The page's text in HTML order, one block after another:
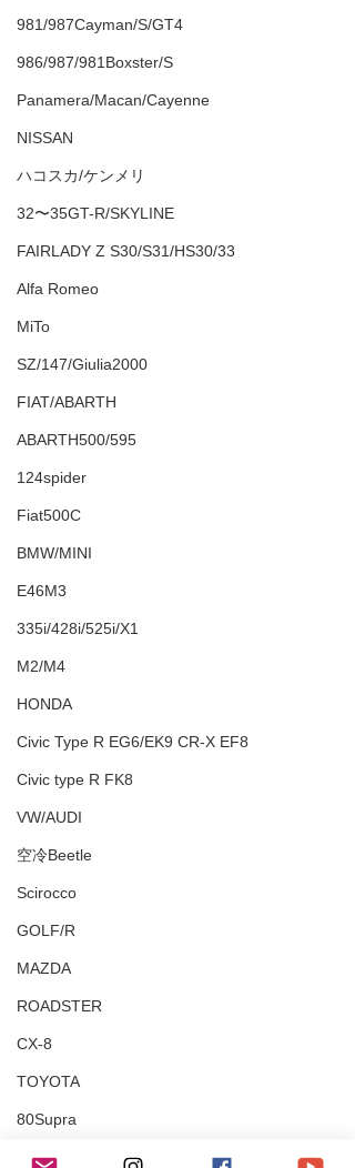
981/987Cayman/S/GT4
986/987/981Boxster/S
Panamera/Macan/Cayenne
NISSAN
ハコスカ/ケンメリ
32〜35GT-R/SKYLINE
FAIRLADY Z S30/S31/HS30/33
Alfa Romeo
MiTo
SZ/147/Giulia2000
FIAT/ABARTH
ABARTH500/595
124spider
Fiat500C
BMW/MINI
E46M3
335i/428i/525i/X1
M2/M4
HONDA
Civic Type R EG6/EK9 CR-X EF8
Civic type R FK8
VW/AUDI
空冷Beetle
Scirocco
GOLF/R
MAZDA
ROADSTER
CX-8
TOYOTA
80Supra
Yaris/FT86